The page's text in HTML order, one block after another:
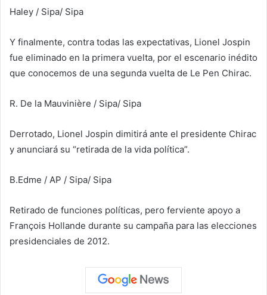
Haley / Sipa/ Sipa
Y finalmente, contra todas las expectativas, Lionel Jospin
fue eliminado en la primera vuelta, por el escenario inédito
que conocemos de una segunda vuelta de Le Pen Chirac.
R. De la Mauvinière / Sipa/ Sipa
Derrotado, Lionel Jospin dimitirá ante el presidente Chirac
y anunciará su “retirada de la vida política”.
B.Edme / AP / Sipa/ Sipa
Retirado de funciones políticas, pero ferviente apoyo a
François Hollande durante su campaña para las elecciones
presidenciales de 2012.